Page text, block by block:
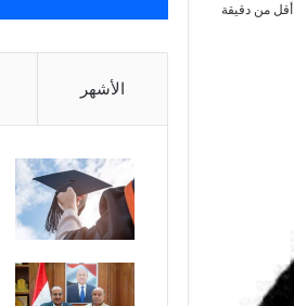
أقل من دقيقة
الأشهر